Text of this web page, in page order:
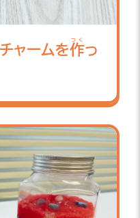
ャームを作
つく
っ